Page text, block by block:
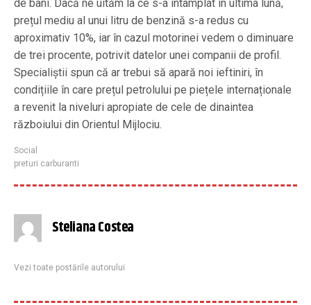
de bani. Dacă ne uităm la ce s-a întâmplat în ultima lună,
prețul mediu al unui litru de benzină s-a redus cu
aproximativ 10%, iar în cazul motorinei vedem o diminuare
de trei procente, potrivit datelor unei companii de profil.
Specialiștii spun că ar trebui să apară noi ieftiniri, în
condițiile în care prețul petrolului pe piețele internaționale
a revenit la niveluri apropiate de cele de dinaintea
războiului din Orientul Mijlociu.
Social
preturi carburanti
Steliana Costea
Vezi toate postările autorului